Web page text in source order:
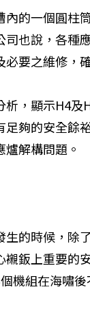
的一個圓柱
也說，各種
要之維修，
，顯示H4及
夠的安全餘
解構問題。
的時候，除
鈑上重要的
機組在海嘯後